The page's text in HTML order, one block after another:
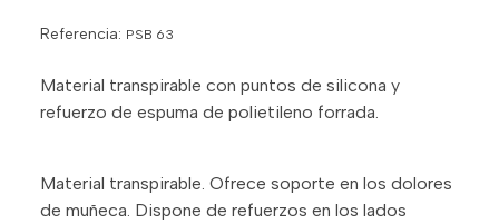
Referencia: PSB 63
Material transpirable con puntos de silicona y
refuerzo de espuma de polietileno forrada.
Material transpirable. Ofrece soporte en los dolores
de muñeca. Dispone de refuerzos en los lados